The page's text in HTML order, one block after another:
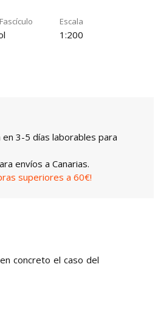
Escala
1:200
3-5 días laborables para
envíos a Canarias.
superiores a 60€!
concreto el caso del